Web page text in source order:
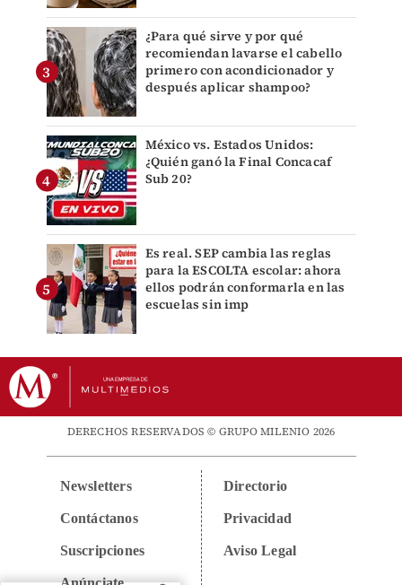
¿Para qué sirve y por qué
recomiendan lavarse el cabello
primero con acondicionador y
después aplicar shampoo?
México vs. Estados Unidos:
¿Quién ganó la Final Concacaf
Sub 20?
Es real. SEP cambia las reglas
para la ESCOLTA escolar: ahora
ellos podrán conformarla en las
escuelas sin imp
DERECHOS RESERVADOS © GRUPO MILENIO 2026
Newsletters
Contáctanos
Suscripciones
Directorio
Privacidad
Aviso Legal